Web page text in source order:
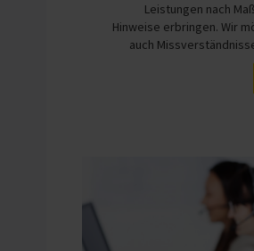
Leistungen nach
Hinweise erbringen. Wir
auch